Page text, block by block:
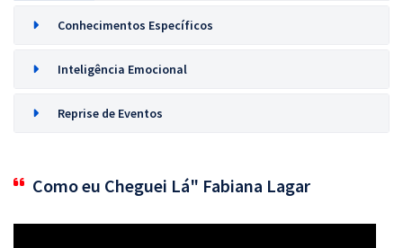
Conhecimentos Específicos
Inteligência Emocional
Reprise de Eventos
Como eu Cheguei Lá" Fabiana Lagar